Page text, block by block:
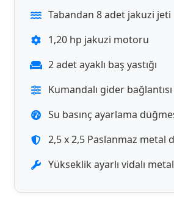
Tabandan 8 adet jakuzi jeti
1,20 hp jakuzi motoru
2 adet ayaklı baş yastığı
Kumandalı gider bağlantısı
Su basınç ayarlama
2,5 x 2,5 Paslanmaz metal
Yükseklik ayarlı vidalı